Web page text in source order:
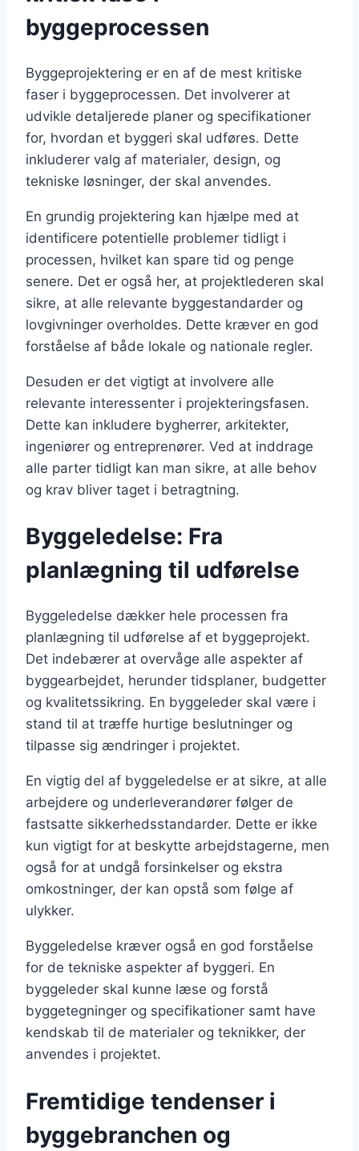
byggeprocessen
Byggeprojektering er en af de mest kritiske
faser i byggeprocessen. Det involverer at
udvikle detaljerede planer og specifikationer
for, hvordan et byggeri skal udføres. Dette
inkluderer valg af materialer, design, og
tekniske løsninger, der skal anvendes.
En grundig projektering kan hjælpe med at
identificere potentielle problemer tidligt i
processen, hvilket kan spare tid og penge
senere. Det er også her, at projektlederen skal
sikre, at alle relevante byggestandarder og
lovgivninger overholdes. Dette kræver en god
forståelse af både lokale og nationale regler.
Desuden er det vigtigt at involvere alle
relevante interessenter i projekteringsfasen.
Dette kan inkludere bygherrer, arkitekter,
ingeniører og entreprenører. Ved at inddrage
alle parter tidligt kan man sikre, at alle behov
og krav bliver taget i betragtning.
Byggeledelse: Fra
planlægning til udførelse
Byggeledelse dækker hele processen fra
planlægning til udførelse af et byggeprojekt.
Det indebærer at overvåge alle aspekter af
byggearbejdet, herunder tidsplaner, budgetter
og kvalitetssikring. En byggeleder skal være i
stand til at træffe hurtige beslutninger og
tilpasse sig ændringer i projektet.
En vigtig del af byggeledelse er at sikre, at alle
arbejdere og underleverandører følger de
fastsatte sikkerhedsstandarder. Dette er ikke
kun vigtigt for at beskytte arbejdstagerne, men
også for at undgå forsinkelser og ekstra
omkostninger, der kan opstå som følge af
ulykker.
Byggeledelse kræver også en god forståelse
for de tekniske aspekter af byggeri. En
byggeleder skal kunne læse og forstå
byggetegninger og specifikationer samt have
kendskab til de materialer og teknikker, der
anvendes i projektet.
Fremtidige tendenser i
byggebranchen og